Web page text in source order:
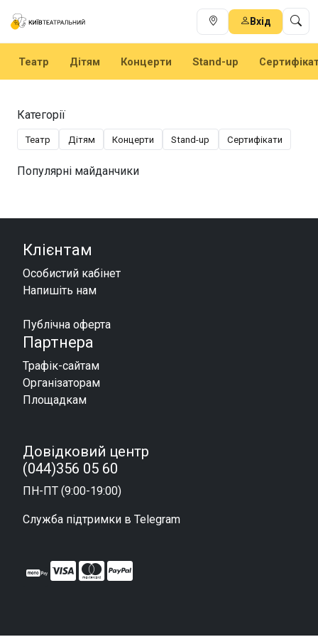
Вхід
Театр Дітям Концерти Stand-up
Категорії
Театр Дітям Концерти Stand-up Сертифікати
Популярні майданчики
Клієнтам
Особистий кабінет
Напишіть нам
Публічна оферта
Партнера
Трафік-сайтам
Організаторам
Площадкам
Довідковий центр
(044)356 05 60
ПН-ПТ (9:00-19:00)
Служба підтримки в Telegram